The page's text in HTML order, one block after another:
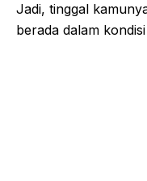
Jadi, tinggal
berada dalam